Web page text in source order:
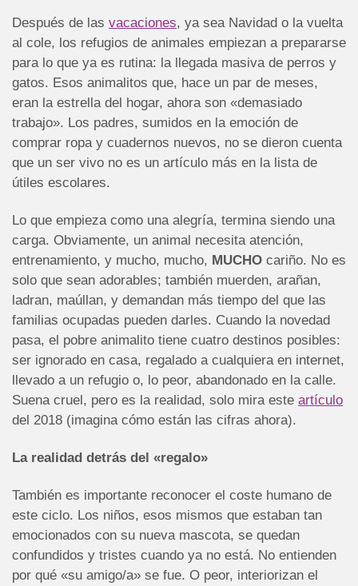
Después de las vacaciones, ya sea Navidad o la vuelta
al cole, los refugios de animales empiezan a prepararse
para lo que ya es rutina: la llegada masiva de perros y
gatos. Esos animalitos que, hace un par de meses,
eran la estrella del hogar, ahora son «demasiado
trabajo». Los padres, sumidos en la emoción de
comprar ropa y cuadernos nuevos, no se dieron cuenta
que un ser vivo no es un artículo más en la lista de
útiles escolares.
Lo que empieza como una alegría, termina siendo una
carga. Obviamente, un animal necesita atención,
entrenamiento, y mucho, mucho, MUCHO cariño. No es
solo que sean adorables; también muerden, arañan,
ladran, maúllan, y demandan más tiempo del que las
familias ocupadas pueden darles. Cuando la novedad
pasa, el pobre animalito tiene cuatro destinos posibles:
ser ignorado en casa, regalado a cualquiera en internet,
llevado a un refugio o, lo peor, abandonado en la calle.
Suena cruel, pero es la realidad, solo mira este artículo
del 2018 (imagina cómo están las cifras ahora).
La realidad detrás del «regalo»
También es importante reconocer el coste humano de
este ciclo. Los niños, esos mismos que estaban tan
emocionados con su nueva mascota, se quedan
confundidos y tristes cuando ya no está. No entienden
por qué «su amigo/a» se fue. O peor, interiorizan el